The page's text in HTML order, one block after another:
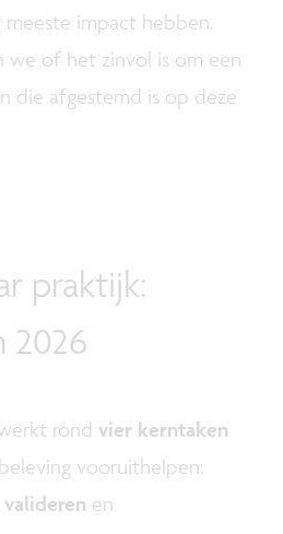
impact hebben.
we of het zinvol is om een
die afgestemd is op deze
praktijk:
2026
rond vier kerntaken
vooruithelpen:
valideren en